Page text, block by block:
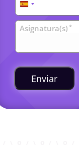
España
+34
Clases
Asignatura(s) *
Enviar